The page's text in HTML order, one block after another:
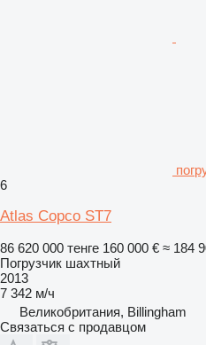
6
Atlas Copco ST7
86 620 000 тенге 160 000 € ≈ 184
Погрузчик шахтный
2013
7 342 м/ч
Великобритания, Billingham
Связаться с продавцом